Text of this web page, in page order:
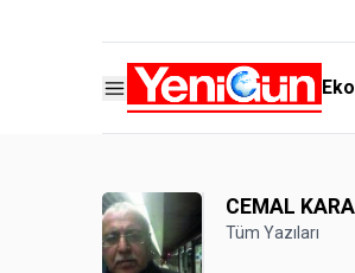
CEMAL
Tüm Yazıları